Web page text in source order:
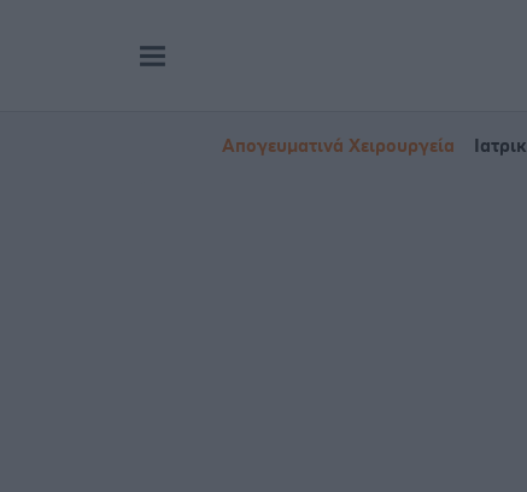
Απογευματινά Χειρουργεία